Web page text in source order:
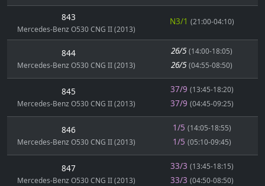
843
Mercedes-Benz O530 CNG II (2013)
N3/1 (21:00-04:10)
844
Mercedes-Benz O530 CNG II (2013)
26/5 (14:00-18:05)
26/5 (04:55-08:50)
845
Mercedes-Benz O530 CNG II (2013)
37/9 (13:45-18:20)
37/9 (04:45-09:25)
846
Mercedes-Benz O530 CNG II (2013)
1/5 (14:05-18:55)
1/5 (05:10-09:45)
847
Mercedes-Benz O530 CNG II (2013)
33/3 (13:45-18:15)
33/3 (04:50-08:50)